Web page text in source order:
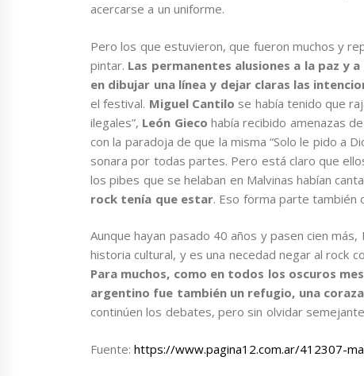
acercarse a un uniforme.
Pero los que estuvieron, que fueron muchos y
pintar. Las permanentes alusiones a la paz y
en dibujar una línea y dejar claras las
el festival. Miguel Cantilo se había tenido que
ilegales”, León Gieco había recibido amenazas
con la paradoja de que la misma “Solo le pido a
sonara por todas partes. Pero está claro que
los pibes que se helaban en Malvinas habían
rock tenía que estar. Eso forma parte también
Aunque hayan pasado 40 años y pasen cien
historia cultural, y es una necedad negar al rock
Para muchos, como en todos los oscuros
argentino fue también un refugio, una
continúen los debates, pero sin olvidar
Fuente:https://www.pagina12.com.ar/412307-